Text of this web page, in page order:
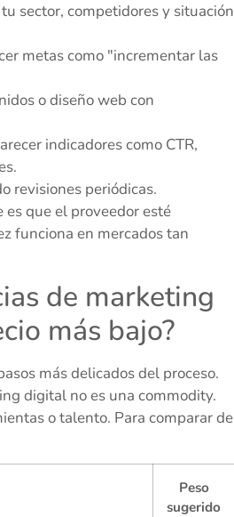
sector, competidores y situación
metas como "incrementar las
o diseño web con
indicadores como CTR,
revisiones periódicas.
que el proveedor esté
funciona en mercados tan
de marketing
más bajo?
más delicados del proceso.
digital no es una commodity.
o talento. Para comparar de
Peso
sugerido